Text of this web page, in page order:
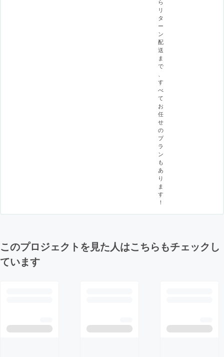
リ
タ
ー
ン
配
送
ま
で
す
べ
て
お
任
せ
の
プ
ラ
ン
も
あ
り
ま
す
！
このプロジェクトを見た人はこちらもチェックし
ています